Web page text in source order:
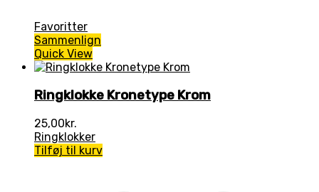
Favoritter
Sammenlign
Quick View
Ringklokke Kronetype Krom
25,00kr.
Ringklokker
Tilføj til kurv